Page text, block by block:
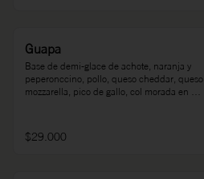
Guapa
Base de demi-glace de achote, naranja y
peperonccino, pollo, queso cheddar, queso
mozzarella, pico de gallo, col morada en
$29.000